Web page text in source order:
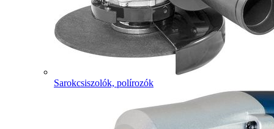
Sarokcsiszolók, polírozók